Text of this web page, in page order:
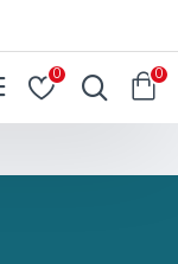
0 0